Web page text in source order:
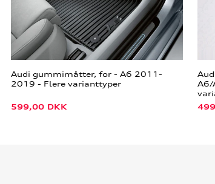
Audi gummimåtter, for - A6 2011-
2019 - Flere varianttyper
599,00 DKK
A6/